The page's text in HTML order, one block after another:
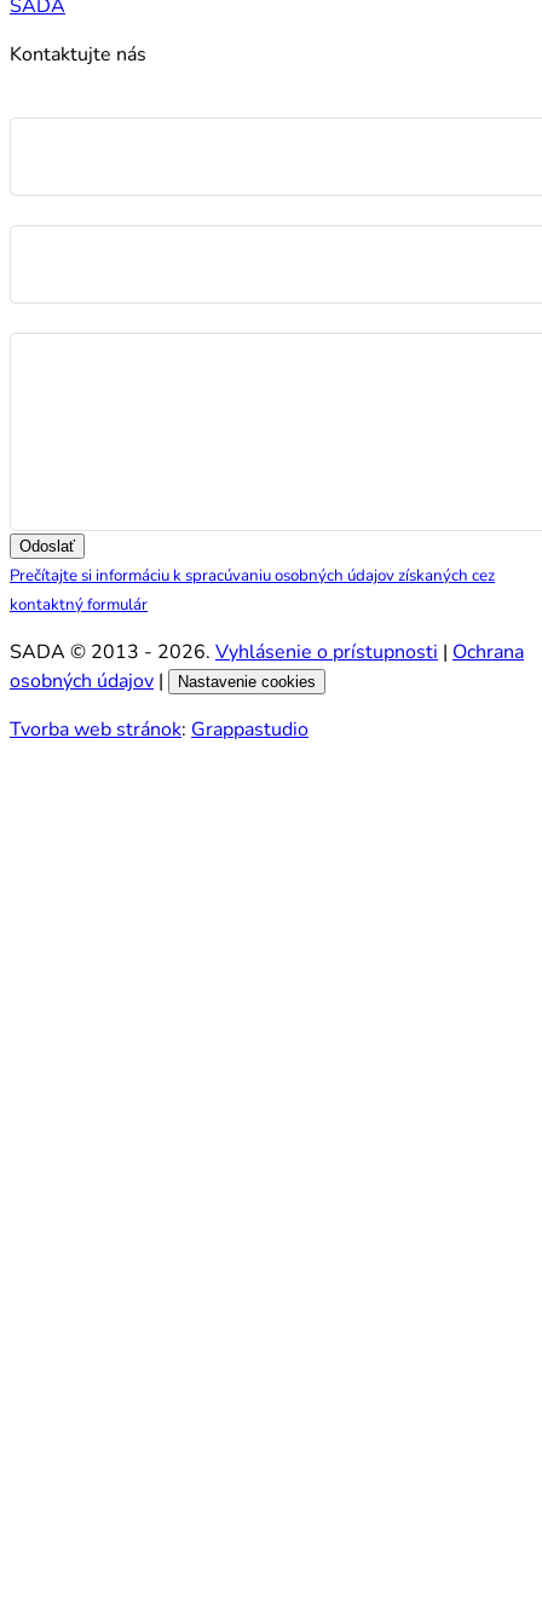
SADA
Kontaktujte nás
Odoslať
Prečítajte si informáciu k spracúvaniu osobných údajov získaných cez
kontaktný formulár
SADA © 2013 - 2026. Vyhlásenie o prístupnosti | Ochrana
osobných údajov | Nastavenie cookies
Tvorba web stránok: Grappastudio